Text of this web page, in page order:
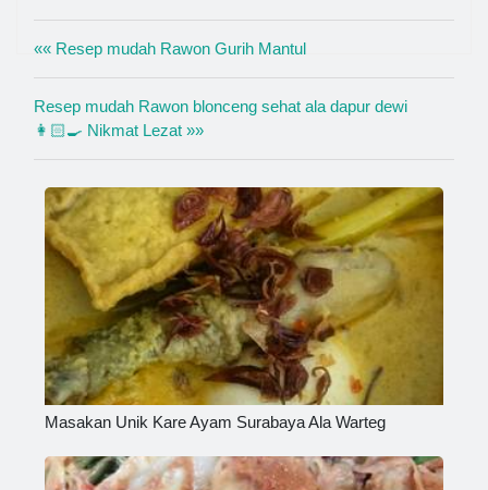
«« Resep mudah Rawon Gurih Mantul
Resep mudah Rawon blonceng sehat ala dapur dewi
👩🏻‍🍳 Nikmat Lezat »»
Masakan Unik Kare Ayam Surabaya Ala Warteg